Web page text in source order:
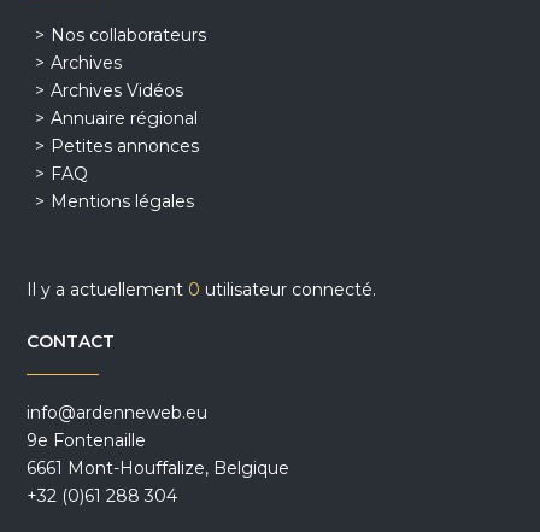
Nos collaborateurs
Archives
Archives Vidéos
Annuaire régional
Petites annonces
FAQ
Mentions légales
Il y a actuellement 0 utilisateur connecté.
CONTACT
info@ardenneweb.eu
9e Fontenaille
6661 Mont-Houffalize, Belgique
+32 (0)61 288 304